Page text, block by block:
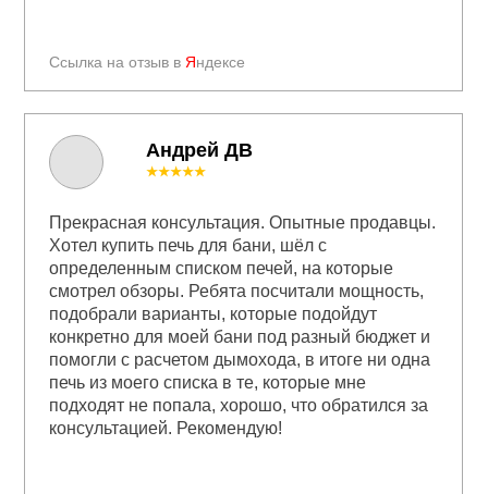
Ссылка на отзыв в Яндексе
Андрей ДВ
★★★★★
Прекрасная консультация. Опытные продавцы.
Хотел купить печь для бани, шёл с
определенным списком печей, на которые
смотрел обзоры. Ребята посчитали мощность,
подобрали варианты, которые подойдут
конкретно для моей бани под разный бюджет и
помогли с расчетом дымохода, в итоге ни одна
печь из моего списка в те, которые мне
подходят не попала, хорошо, что обратился за
консультацией. Рекомендую!